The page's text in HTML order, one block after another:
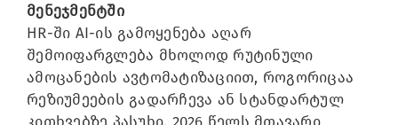
მენეჯმენტში
HR-ში AI-ის გამოყენება აღარ
შემოიფარგლება მხოლოდ რუტინული
ამოცანების ავტომატიზაციით, როგორიცაა
რეზიუმეების გადარჩევა ან სტანდარტულ